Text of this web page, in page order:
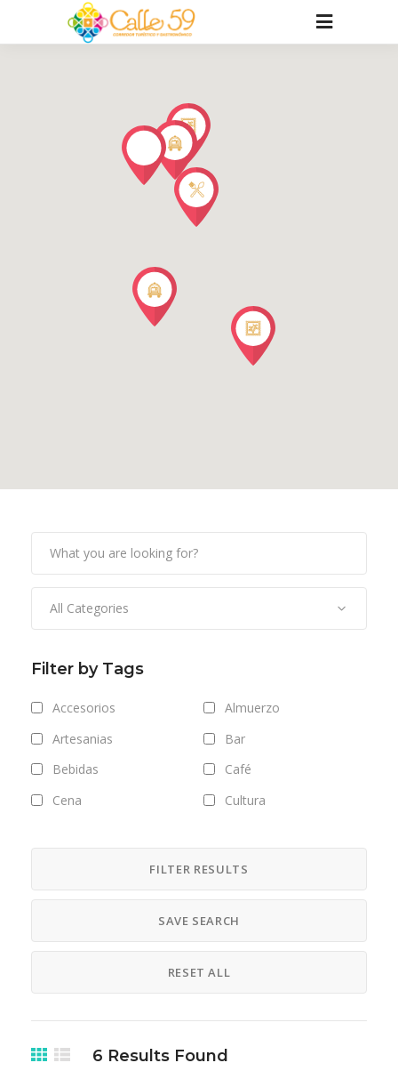
All Categories
Filter by Tags
Accesorios
Almuerzo
Artesanias
Bar
Bebidas
Café
Cena
Cultura
Hospedaje
Museo
Música
Saludable
Tours
Vida Nocturna
FILTER RESULTS
SAVE SEARCH
RESET ALL
6 Results Found